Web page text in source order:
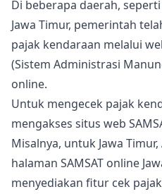
Di beberapa daerah, seperti
Jawa Timur, pemerintah
pajak kendaraan melalui
(Sistem Administrasi
online.
Untuk mengecek pajak
mengakses situs web
Misalnya, untuk Jawa
halaman SAMSAT online
menyediakan fitur cek